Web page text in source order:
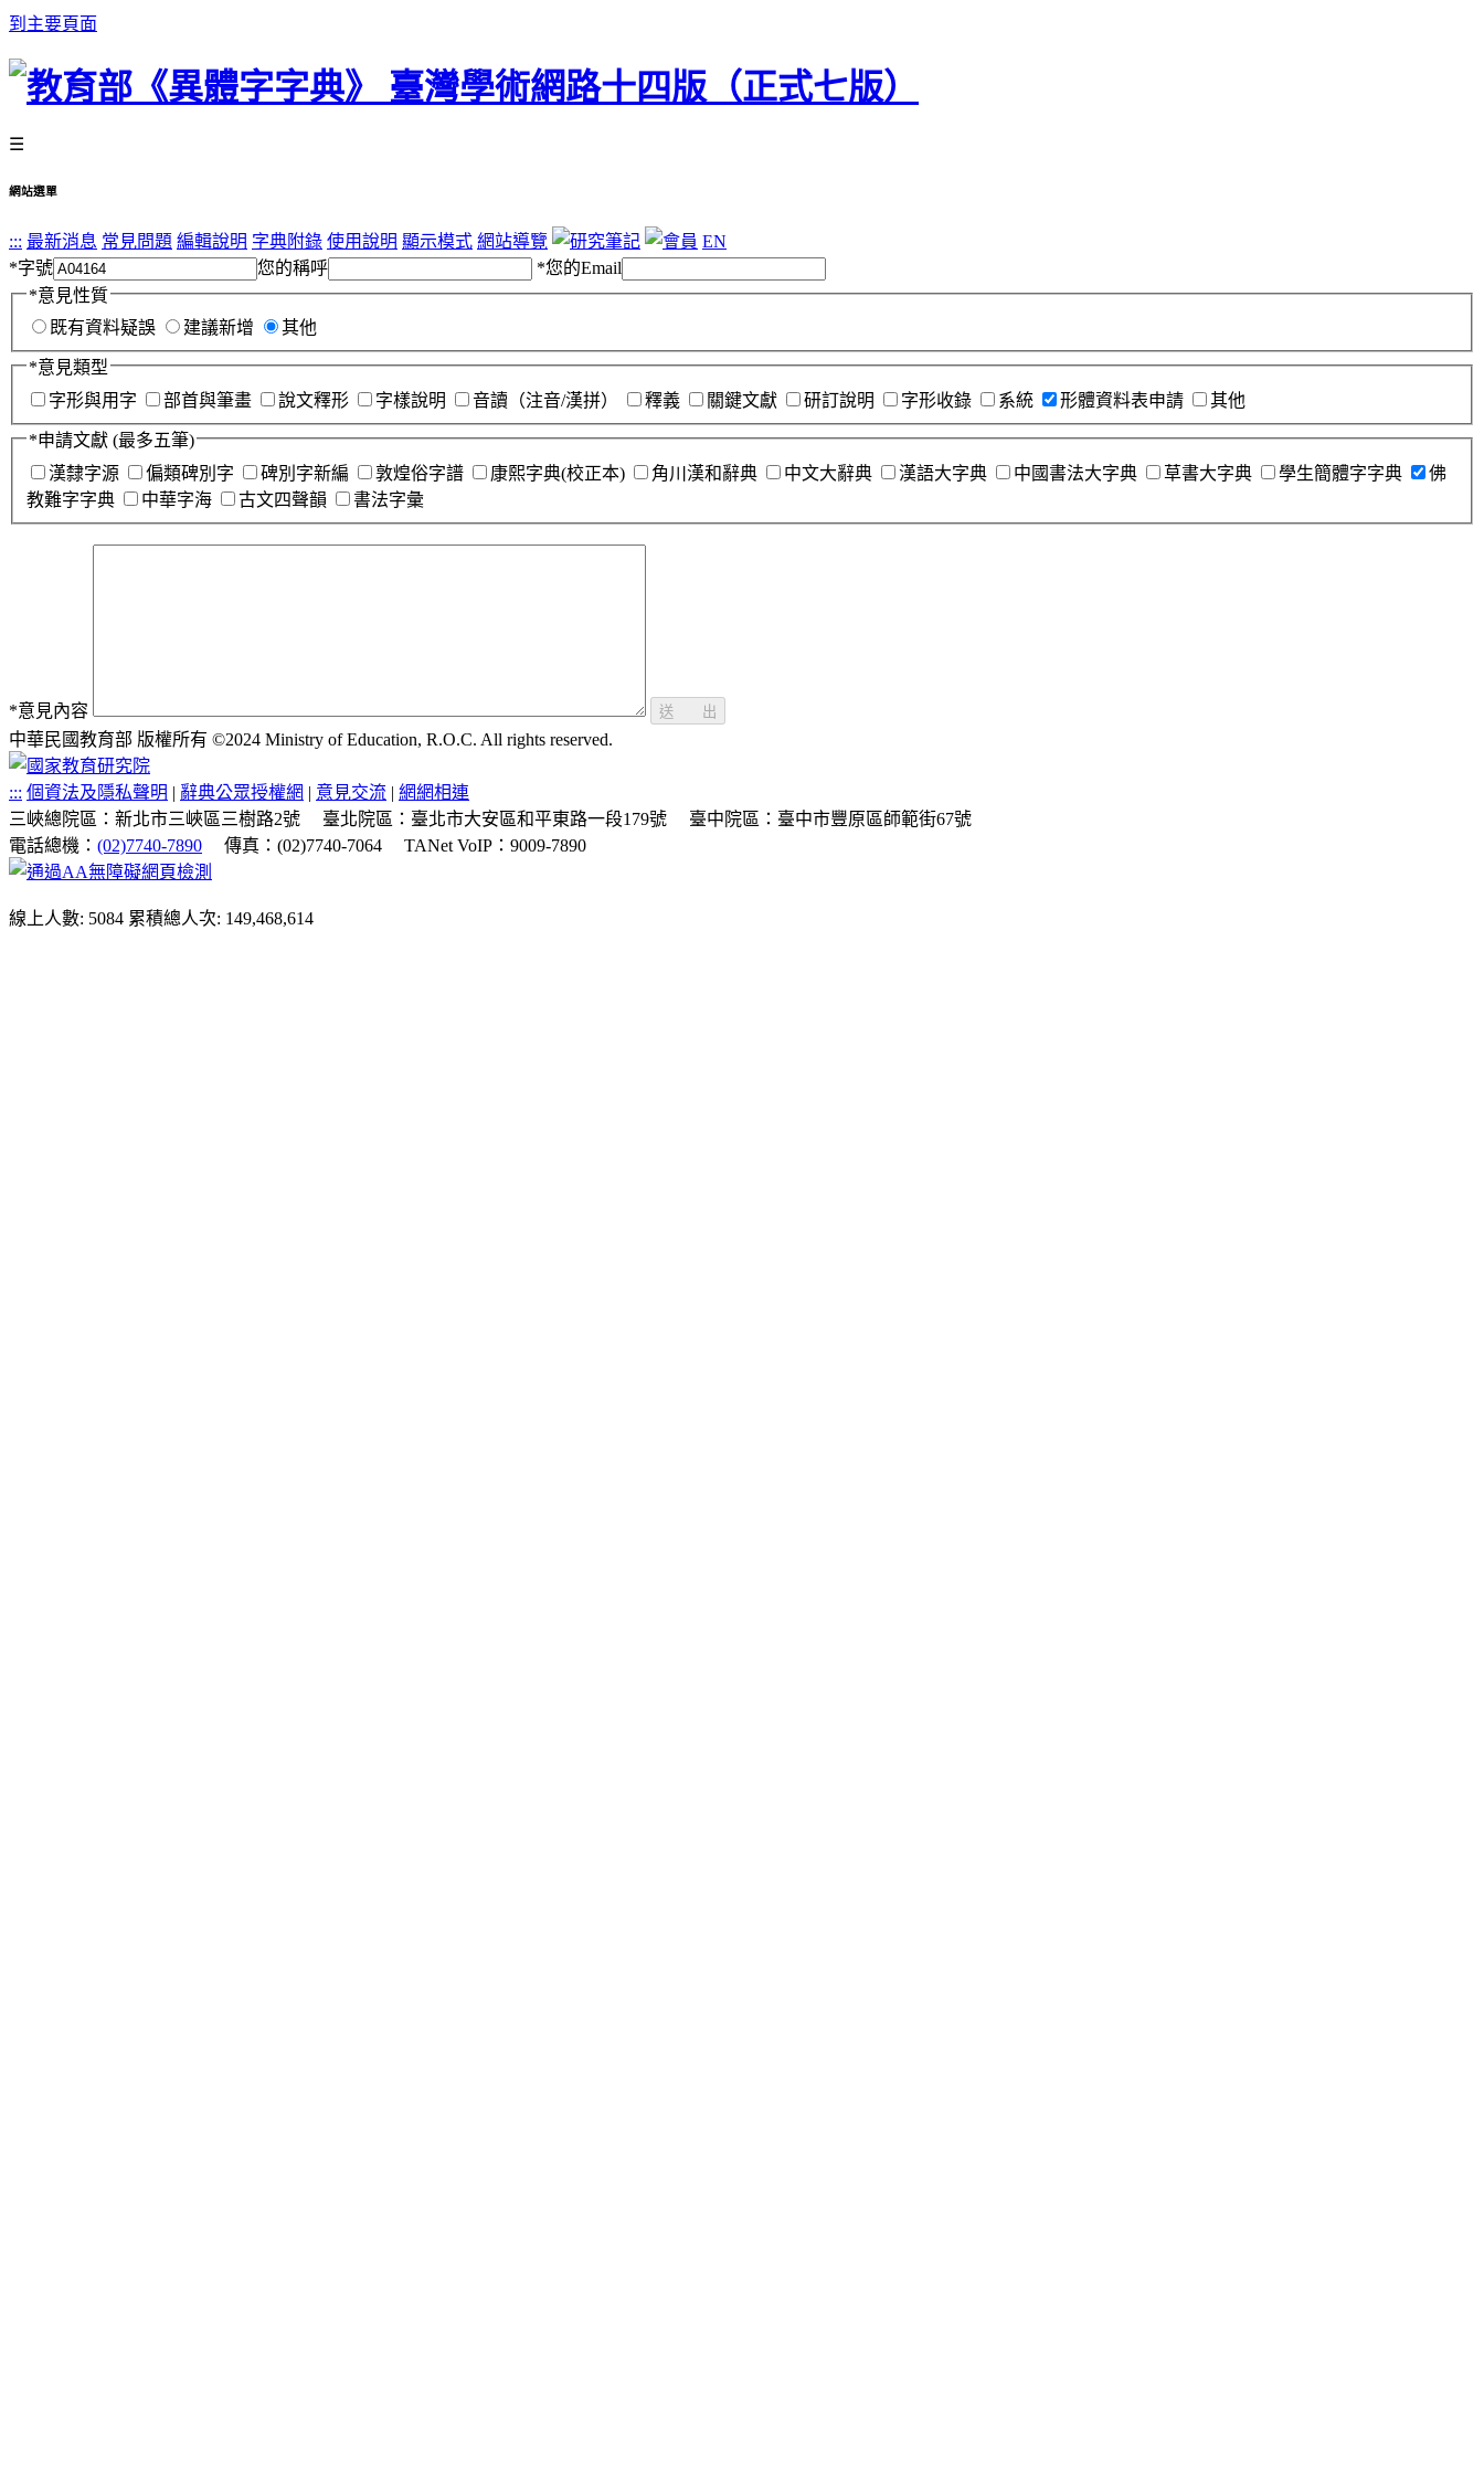
到主要頁面
☰
網站選單
::: 最新消息 常見問題 編輯說明 字典附錄 使用說明 顯示模式 網站導覽
EN
*字號 您的稱呼 *您的Email
*意見性質
既有資料疑誤
建議新增 其他
*意見類型
字形與用字
部首與筆畫 說文釋形 字樣說明 音讀（注音/漢拼） 釋義 關鍵文獻 研訂說明 字形收錄 系統 形體資料表申請 其他
*申請文獻 (最多五筆)
漢隸字源
偏類碑別字 碑別字新編 敦煌俗字譜 康熙字典(校正本) 角川漢和辭典 中文大辭典 漢語大字典 中國書法大字典 草書大字典 學生簡體字字典
佛
教難字字典
中華字海 古文四聲韻 書法字彙
*意見內容 送 出
中華民國教育部 版權所有 ©2024 Ministry of Education, R.O.C. All rights reserved.
::: 個資法及隱私聲明 | 辭典公眾授權網 | 意見交流 | 網網相連
三峽總院區：新北市三峽區三樹路2號
臺北院區：臺北市大安區和平東路一段179號
臺中院區：臺中市豐原區師範街67號
電話總機： (02)7740-7890 傳真：(02)7740-7064 TANet VoIP：9009-7890
線上人數: 5084 累積總人次: 149,468,614